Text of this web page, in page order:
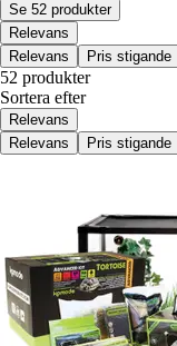
Se 52 produkter
Relevans
Relevans
Pris stigande
52 produkter
Sortera efter
Relevans
Relevans
Pris stigande